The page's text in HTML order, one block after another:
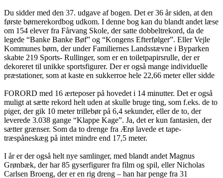
Du sidder med den 37. udgave af bogen. Det er 36 år siden, at den
første børnerekordbog udkom. I denne bog kan du blandt andet læse
om 154 elever fra Fårvang Skole, der satte dobbeltrekord, da de
legede “Banke Banke Bøf” og “Kongens Efterfølger”. Eller Vejle
Kommunes børn, der under Familiernes Landsstævne i Byparken
skabte 219 Sports- Rullinger, som er en toiletpapirsrulle, der er
dekoreret til unikke sportsfigurer. Der er også mange individuelle
præstationer, som at kaste en sukkerroe hele 22,66 meter eller sidde
FORORD med 16 ærteposer på hovedet i 14 minutter. Det er også
muligt at sætte rekord helt uden at skulle bruge ting, som f.eks. de to
piger, der gik 10 meter trillebør på 6,4 sekunder, eller de to, der
leverede 3.038 gange “Klappe Kage”. Ja, det er kun fantasien, der
sætter grænser. Som da to drenge fra Ærø lavede et tape-
træspåneskæg på intet mindre end 17,5 meter.
I år er der også helt nye samlinger, med blandt andet Magnus
Grønbæk, der har 85 gyserfigurer fra film og spil, eller Nicholas
Carlsen Broeng, der er en rig dreng – han har penge fra 31